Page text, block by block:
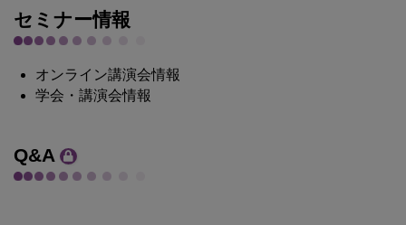
セミナー情報
オンライン講演会情報
学会・講演会情報
Q&A